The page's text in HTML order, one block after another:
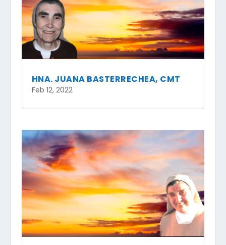
HNA. JUANA BASTERRECHEA, CMT
Feb 12, 2022